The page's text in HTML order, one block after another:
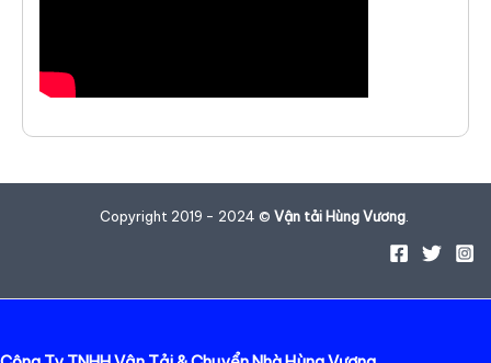
Copyright 2019 - 2024 © Vận tải Hùng Vương.